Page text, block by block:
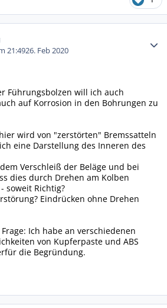
21:4926. Feb 2020
Führungsbolzen will ich auch
auf Korrosion in den Bohrungen zu
wird von "zerstörten" Bremssatteln
eine Darstellung des Inneren des
Verschleiß der Beläge und bei
dies durch Drehen am Kolben
soweit Richtig?
Eindrücken ohne Drehen
Ich habe an verschiedenen
von Kupferpaste und ABS
die Begründung.